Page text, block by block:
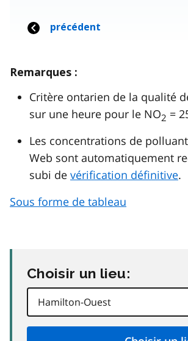
Remarques :
Critère ontarien de la qualité
sur une heure pour le NO2 =
Les concentrations de
Web sont automatiquement
subi de vérification définitive.
Sous forme de tableau
Choisir un lieu: